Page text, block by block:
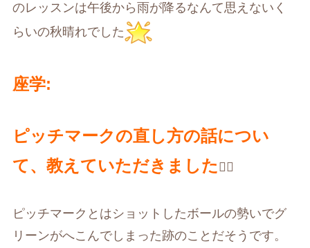
のレッスンは午後から雨が降るなんて思えないく
らいの秋晴れでした
座学:
ピッチマークの直し方の話につい
て、教えていただきました 🏌️‍♀️
ピッチマークとはショットしたボールの勢いでグ
リーンがへこんでしまった跡のことだそうです。